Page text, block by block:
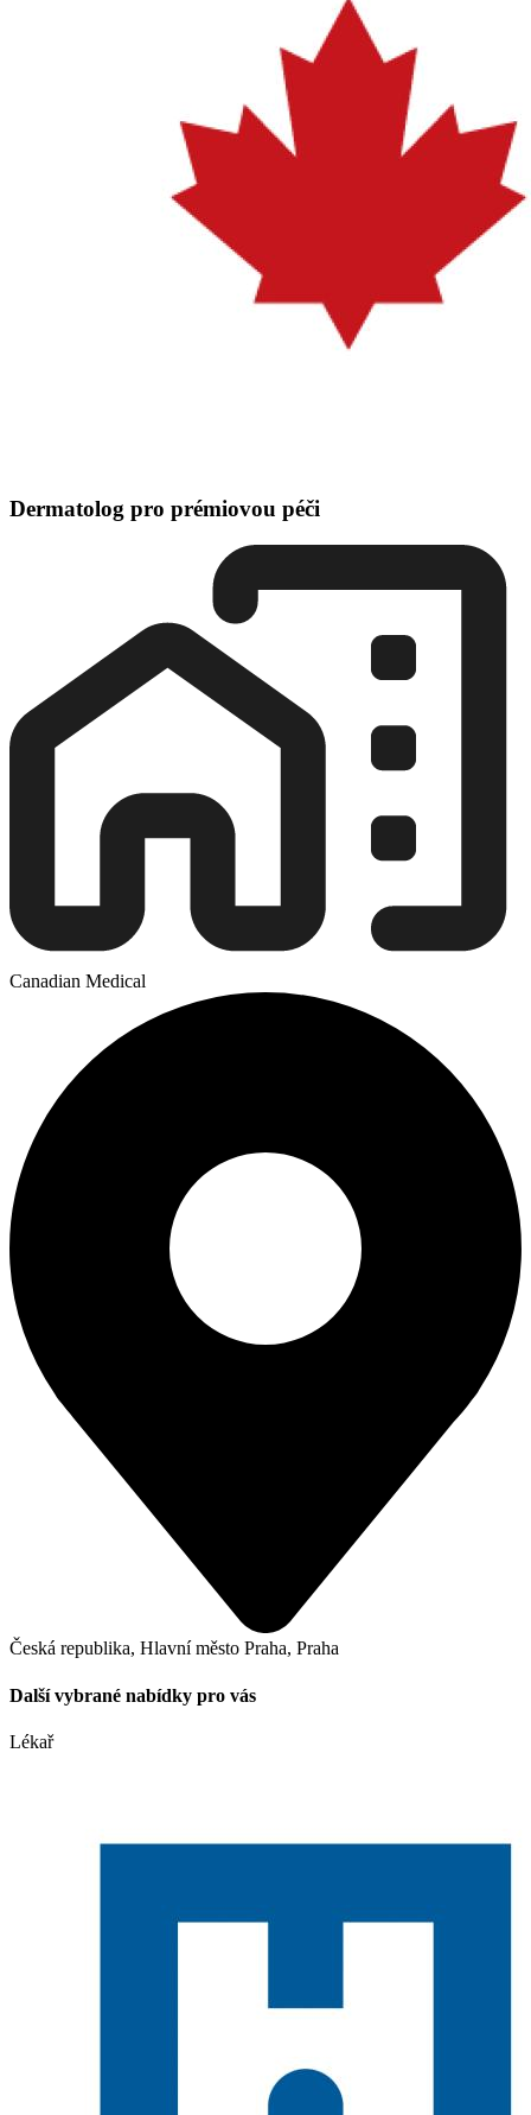
Dermatolog pro prémiovou péči
Canadian Medical
Česká republika, Hlavní město Praha, Praha
Další vybrané nabídky pro vás
Lékař